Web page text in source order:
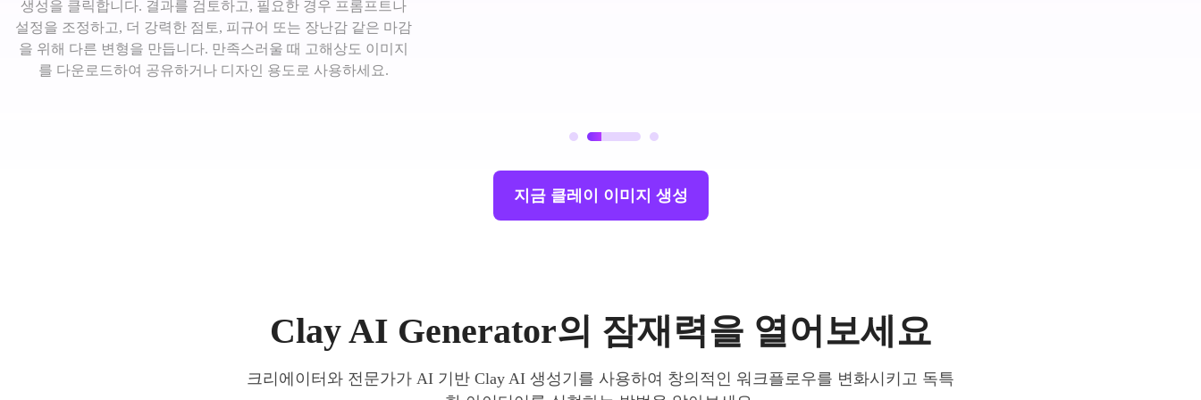
생성을 클릭합니다. 결과를 검토하고, 필요한 경우 프롬프트나
설정을 조정하고, 더 강력한 점토, 피규어 또는 장난감 같은 마감
을 위해 다른 변형을 만듭니다. 만족스러울 때 고해상도 이미지
를 다운로드하여 공유하거나 디자인 용도로 사용하세요.
지금 클레이 이미지 생성
Clay AI Generator의 잠재력을 열어보세요
크리에이터와 전문가가 AI 기반 Clay AI 생성기를 사용하여 창의적인 워크플로우를 변화시키고 독특